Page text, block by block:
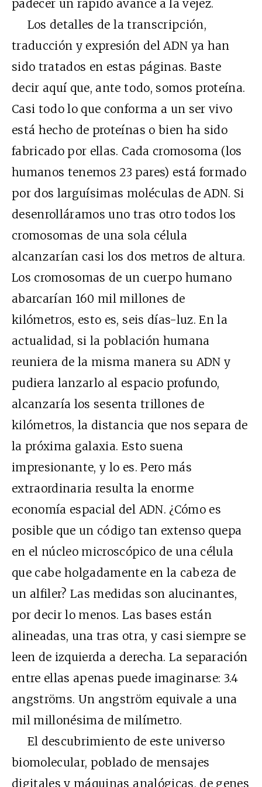
padecer un rápido avance a la vejez.
Los detalles de la transcripción,
traducción y expresión del ADN ya han
sido tratados en estas páginas. Baste
decir aquí que, ante todo, somos proteína.
Casi todo lo que conforma a un ser vivo
está hecho de proteínas o bien ha sido
fabricado por ellas. Cada cromosoma (los
humanos tenemos 23 pares) está formado
por dos larguísimas moléculas de ADN. Si
desenrolláramos uno tras otro todos los
cromosomas de una sola célula
alcanzarían casi los dos metros de altura.
Los cromosomas de un cuerpo humano
abarcarían 160 mil millones de
kilómetros, esto es, seis días-luz. En la
actualidad, si la población humana
reuniera de la misma manera su ADN y
pudiera lanzarlo al espacio profundo,
alcanzaría los sesenta trillones de
kilómetros, la distancia que nos separa de
la próxima galaxia. Esto suena
impresionante, y lo es. Pero más
extraordinaria resulta la enorme
economía espacial del ADN. ¿Cómo es
posible que un código tan extenso quepa
en el núcleo microscópico de una célula
que cabe holgadamente en la cabeza de
un alfiler? Las medidas son alucinantes,
por decir lo menos. Las bases están
alineadas, una tras otra, y casi siempre se
leen de izquierda a derecha. La separación
entre ellas apenas puede imaginarse: 3.4
angströms. Un angström equivale a una
mil millonésima de milímetro.
El descubrimiento de este universo
biomolecular, poblado de mensajes
digitales y máquinas analógicas, de genes